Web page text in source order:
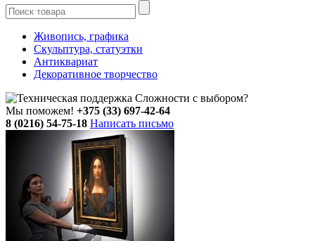
Живопись, графика
Скульптура, статуэтки
Антиквариат
Декоративное творчество
Сложности с выбором?
Мы поможем! +375 (33) 697-42-64
8 (0216) 54-75-18 Написать письмо